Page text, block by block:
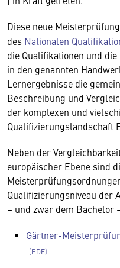
Diese neue
des Nationalen
die Qualifikationen und
in den genannten
Lernergebnisse die
Beschreibung und
der komplexen und
Qualifizierungslandschaft
Neben der
europäischer Ebene sind
Qualifizierungsniveau der
– und zwar dem Bachelor
Gärtner-